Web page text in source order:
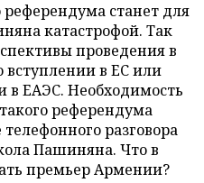
станет для
катастрофой. Так
проведения в
вступлении в ЕС или
ЕАЭС. Необходимость
референдума
разговора
Пашиняна. Что в
премьер Армении?